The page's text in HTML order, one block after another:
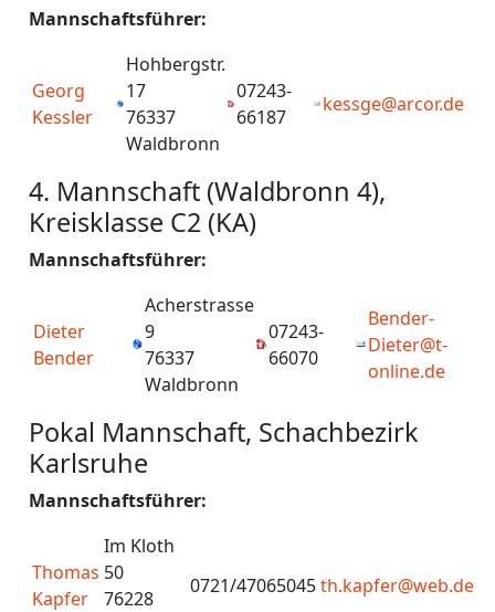
Mannschaftsführer:
Georg
Kessler
Hohbergstr.
17
76337
Waldbronn
07243-
66187
kessge@arcor.de
4. Mannschaft (Waldbronn 4),
Kreisklasse C2 (KA)
Mannschaftsführer:
Dieter
Bender
Acherstrasse
9
76337
Waldbronn
07243-
66070
Bender-
Dieter@t-
online.de
Pokal Mannschaft, Schachbezirk
Karlsruhe
Mannschaftsführer:
Thomas
Kapfer
Im Kloth
50
76228
0721/47065045th.kapfer@web.de